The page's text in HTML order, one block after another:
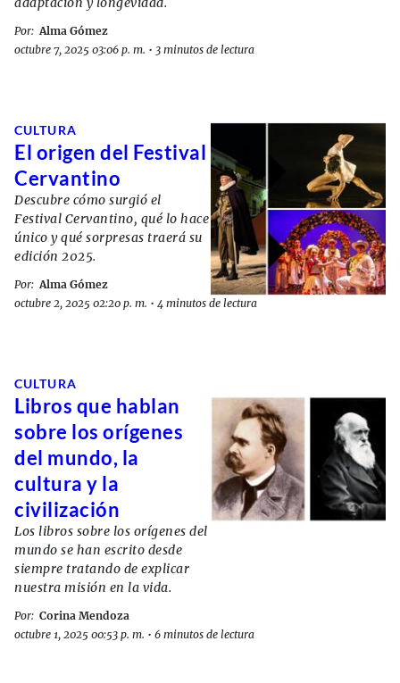
Por: Alma Gómez
octubre 7, 2025 03:06 p. m. • 3 minutos de lectura
CULTURA
El origen del Festival
Cervantino
Descubre cómo surgió el
Festival Cervantino, qué lo hace
único y qué sorpresas traerá su
edición 2025.
Por: Alma Gómez
octubre 2, 2025 02:20 p. m. • 4 minutos de lectura
CULTURA
Libros que hablan
sobre los orígenes
del mundo, la
cultura y la
civilización
Los libros sobre los orígenes del
mundo se han escrito desde
siempre tratando de explicar
nuestra misión en la vida.
Por: Corina Mendoza
octubre 1, 2025 00:53 p. m. • 6 minutos de lectura